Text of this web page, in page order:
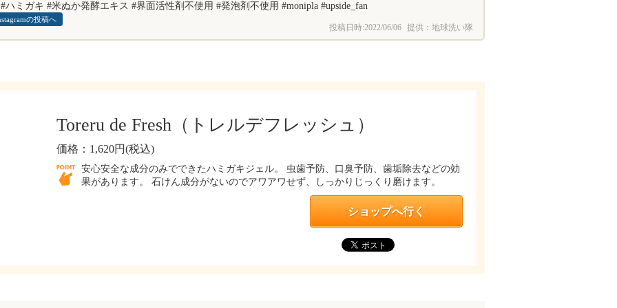
ハミガキ #米ぬか発酵エキス #界面活性剤不使用 #発泡剤不使用 #monipla #upside_fan
の投稿へ
投稿日時:2022/06/06 提供：地球洗い隊
Toreru de Fresh（トレルデフレッシュ）
価格：1,620円(税込)
安心安全な成分のみでできたハミガキジェル。 虫歯予防、口臭予防、歯垢除去などの効
果があります。 石けん成分がないのでアワアワせず、しっかりじっくり磨けます。
ショップへ行く